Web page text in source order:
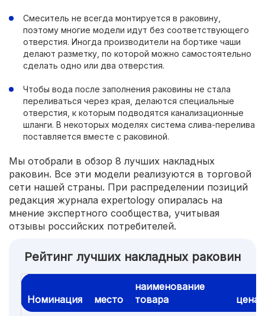
Смеситель не всегда монтируется в раковину,
поэтому многие модели идут без соответствующего
отверстия. Иногда производители на бортике чаши
делают разметку, по которой можно самостоятельно
сделать одно или два отверстия.
Чтобы вода после заполнения раковины не стала
переливаться через края, делаются специальные
отверстия, к которым подводятся канализационные
шланги. В некоторых моделях система слива-перелива
поставляется вместе с раковиной.
Мы отобрали в обзор 8 лучших накладных
раковин. Все эти модели реализуются в торговой
сети нашей страны. При распределении позиций
редакция журнала expertology опиралась на
мнение экспертного сообщества, учитывая
отзывы российских потребителей.
Рейтинг лучших накладных раковин
Номинация место
наименование
товара
цена